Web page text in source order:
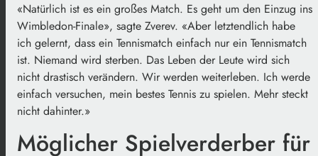
«Natürlich ist es ein großes Match. Es geht um den Einzug ins
Wimbledon-Finale», sagte Zverev. «Aber letztendlich habe
ich gelernt, dass ein Tennismatch einfach nur ein Tennismatch
ist. Niemand wird sterben. Das Leben der Leute wird sich
nicht drastisch verändern. Wir werden weiterleben. Ich werde
einfach versuchen, mein bestes Tennis zu spielen. Mehr steckt
nicht dahinter.»
Möglicher Spielverderber für